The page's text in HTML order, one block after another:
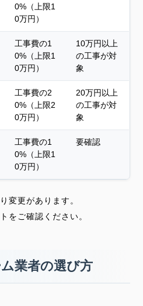
0%（上限1
0万円）
工事費の1
0%（上限1
0万円）
10万円以上
の工事が対
象
工事費の2
0%（上限2
0万円）
20万円以上
の工事が対
象
工事費の1
0%（上限1
0万円）
要確認
変更があります。
をご確認ください。
業者の選び方